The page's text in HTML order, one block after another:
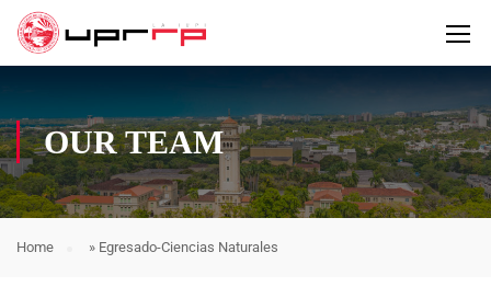
OUR TEAM
Home » Egresado-Ciencias Naturales